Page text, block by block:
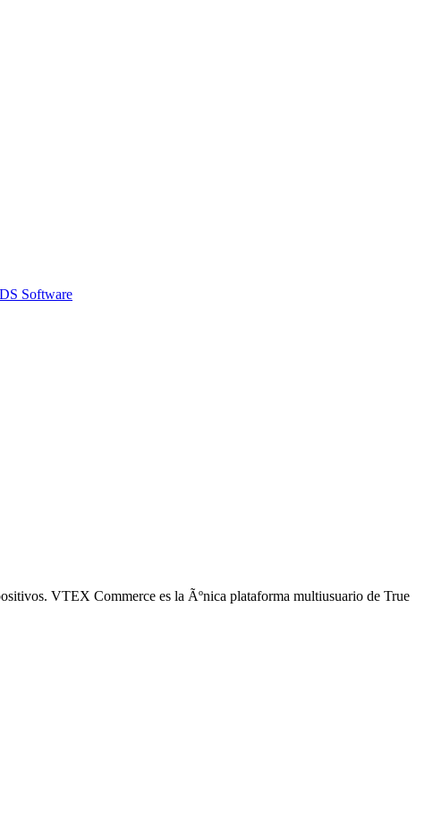
Software
VTEX Commerce es la Ãºnica plataforma multiusuario de True